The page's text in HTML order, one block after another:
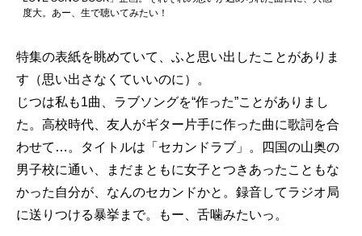
度大。あー、生で聴いてみたい！
特集の表紙を眺めていて、ふと思い出したことがありま
す（思い出さなくていいのに）。
じつは私も1曲、ラブソングを“作った”ことがありまし
た。高校時代、友人がギター片手に作った曲に歌詞を合
わせて…。タイトルは「セカンドラブ」。四国の山奥の
男子校に通い、まだまともに女子とつきあったこともな
かった自分が、なんのセカンドかと。録音してラジオ局
に送りつける暴挙まで。もー、舌噛みたいっ。